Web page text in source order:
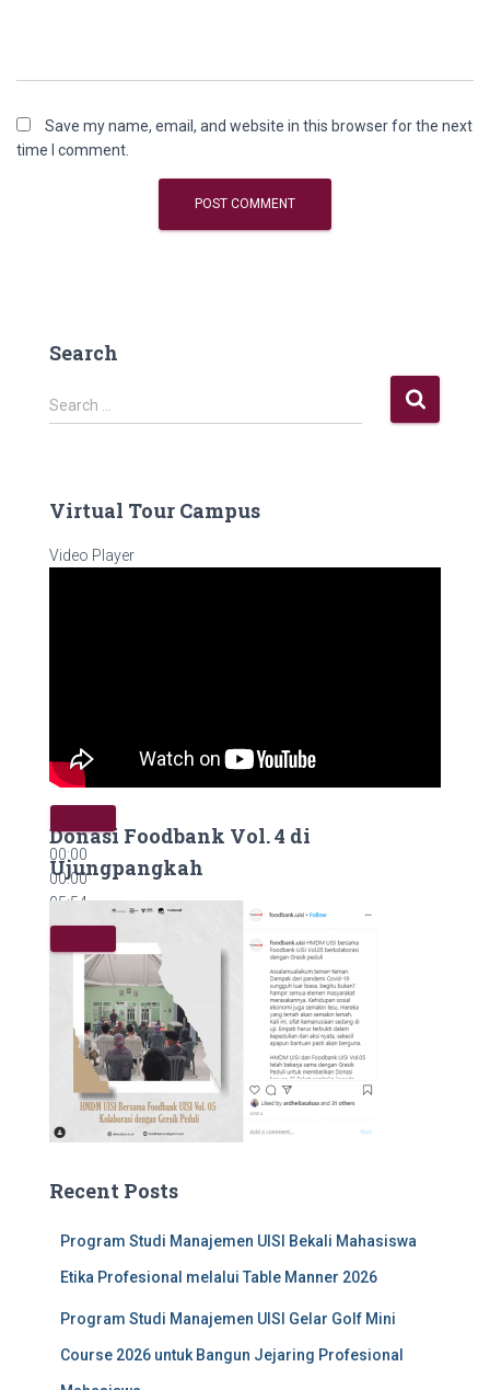
Save my name, email, and website in this browser for the next
time I comment.
Search
Search …
Virtual Tour Campus
Video Player
00:00
00:00
05:54
Donasi Foodbank Vol. 4 di
Ujungpangkah
Recent Posts
Program Studi Manajemen UISI Bekali Mahasiswa
Etika Profesional melalui Table Manner 2026
Program Studi Manajemen UISI Gelar Golf Mini
Course 2026 untuk Bangun Jejaring Profesional